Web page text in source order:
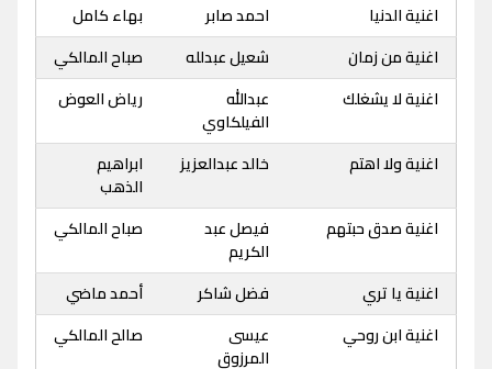
اغنية الدنيا
احمد صابر
بهاء كامل
اغنية من زمان
شعيل عبدلله
صباح المالكي
اغنية لا يشغلك
عبدالله
الفيلكاوي
رياض العوض
اغنية ولا اهتم خالد عبدالعزيز
ابراهيم
الذهب
اغنية صدق حبتهم
فيصل عبد
الكريم
صباح المالكي
اغنية يا تري فضل شاكر
أحمد ماضي
اغنية ابن روحي
عيسى
المرزوق
صالح المالكي